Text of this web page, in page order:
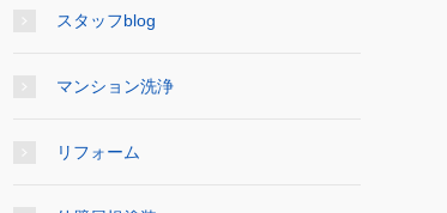
スタッフblog
マンション洗浄
リフォーム